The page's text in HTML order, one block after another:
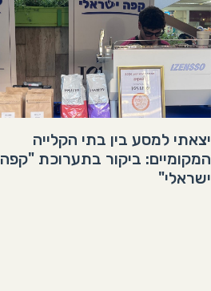
יצאתי למסע בין בתי הקלייה
המקומיים: ביקור בתערוכת "קפה
ישראלי"